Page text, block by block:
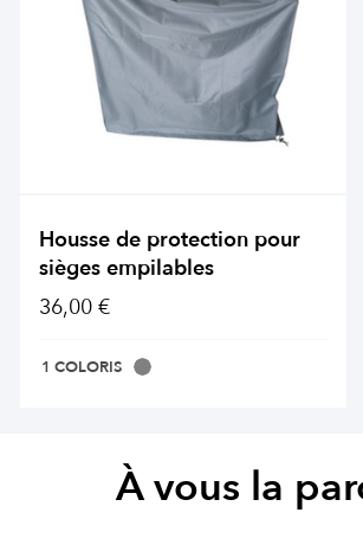
Housse de protection pour
sièges empilables
36,00 €
1 COLORIS
À vous la